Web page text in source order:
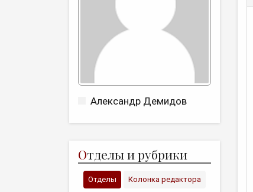
Александр Демидов
Отделы и рубрики
Отделы Колонка редактора